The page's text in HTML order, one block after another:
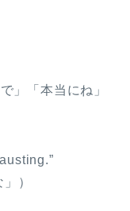
」「本当にね」
）